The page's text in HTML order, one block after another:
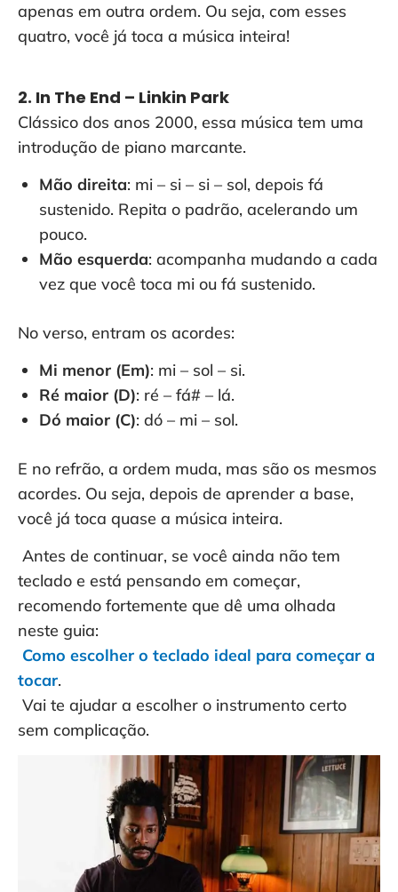
apenas em outra ordem. Ou seja, com esses
quatro, você já toca a música inteira!
2. In The End – Linkin Park
Clássico dos anos 2000, essa música tem uma
introdução de piano marcante.
Mão direita: mi – si – si – sol, depois fá
sustenido. Repita o padrão, acelerando um
pouco.
Mão esquerda: acompanha mudando a cada
vez que você toca mi ou fá sustenido.
No verso, entram os acordes:
Mi menor (Em): mi – sol – si.
Ré maior (D): ré – fá# – lá.
Dó maior (C): dó – mi – sol.
E no refrão, a ordem muda, mas são os mesmos
acordes. Ou seja, depois de aprender a base,
você já toca quase a música inteira.
Antes de continuar, se você ainda não tem
teclado e está pensando em começar,
recomendo fortemente que dê uma olhada
neste guia:
Como escolher o teclado ideal para começar a
tocar.
Vai te ajudar a escolher o instrumento certo
sem complicação.